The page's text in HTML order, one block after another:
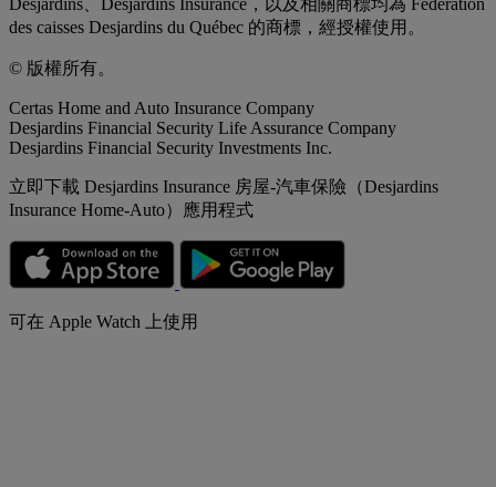
des caisses Desjardins du Québec 的商標，經授權使用。
© 版權所有。
Certas Home and Auto Insurance Company
Desjardins Financial Security Life Assurance Company
Desjardins Financial Security Investments Inc.
立即下載 Desjardins Insurance 房屋-汽車保險（Desjardins
Insurance Home-Auto）應用程式
可在 Apple Watch 上使用